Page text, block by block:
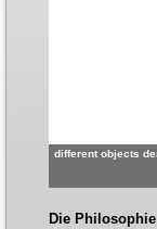
different objects
Die Philosophie